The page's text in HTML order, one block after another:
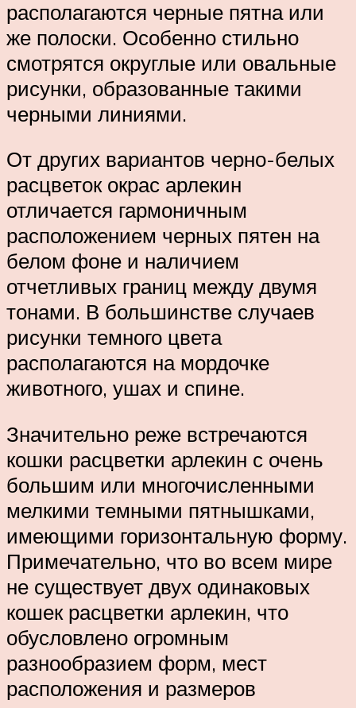
располагаются черные пятна или
же полоски. Особенно стильно
смотрятся округлые или овальные
рисунки, образованные такими
черными линиями.
От других вариантов черно-белых
расцветок окрас арлекин
отличается гармоничным
расположением черных пятен на
белом фоне и наличием
отчетливых границ между двумя
тонами. В большинстве случаев
рисунки темного цвета
располагаются на мордочке
животного, ушах и спине.
Значительно реже встречаются
кошки расцветки арлекин с очень
большим или многочисленными
мелкими темными пятнышками,
имеющими горизонтальную форму.
Примечательно, что во всем мире
не существует двух одинаковых
кошек расцветки арлекин, что
обусловлено огромным
разнообразием форм, мест
расположения и размеров